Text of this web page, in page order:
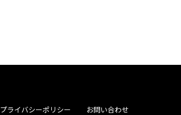
プライバシーポリシー お問い合わせ